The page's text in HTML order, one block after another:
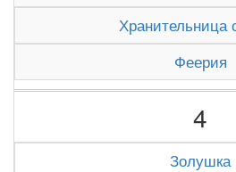
Хранительница
Феерия
4
Золушка